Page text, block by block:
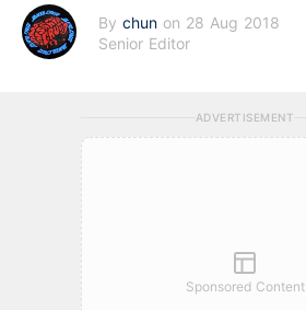
By chun on 28 Aug 2018
Senior Editor
ADVERTISEMENT
Sponsored Content